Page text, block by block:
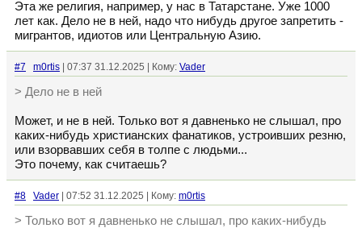
Эта же религия, например, у нас в Татарстане. Уже 1000
лет как. Дело не в ней, надо что нибудь другое запретить -
мигрантов, идиотов или Центральную Азию.
#7 m0rtis | 07:37 31.12.2025 | Кому: Vader
> Дело не в ней
Может, и не в ней. Только вот я давненько не слышал, про
каких-нибудь христианских фанатиков, устроивших резню,
или взорвавших себя в толпе с людьми...
Это почему, как считаешь?
#8 Vader | 07:52 31.12.2025 | Кому: m0rtis
> Только вот я давненько не слышал, про каких-нибудь